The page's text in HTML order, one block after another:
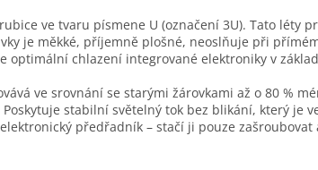
ve tvaru písmene U (označení 3U). Tato léty
je měkké, příjemně plošné, neoslňuje při
optimální chlazení integrované elektroniky v
ve srovnání se starými žárovkami až o 80 %
stabilní světelný tok bez blikání, který
předřadník – stačí ji pouze